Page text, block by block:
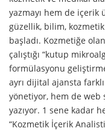
yazmayı hem de
güzellik, bilim,
başladı. Kozmetiğe
çalıştığı “kutup
formülasyonu
ayrı dijital ajansta
yönetiyor, hem de
yazıyor. 1 sene kadar
“Kozmetik İçerik